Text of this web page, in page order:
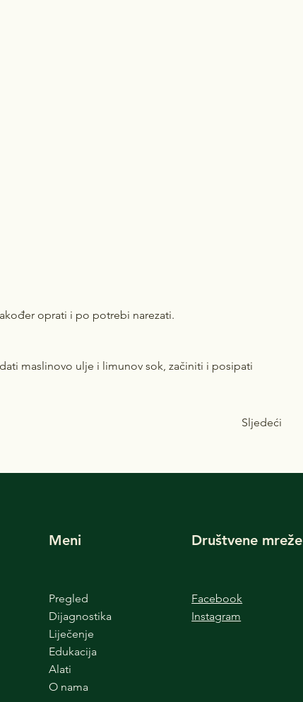
oprati i po potrebi narezati.
maslinovo ulje i limunov sok, začiniti i posipati
Sljedeći
Meni
Pregled
Dijagnostika
Liječenje
Edukacija
Alati
O nama
Društvene mreže
Facebook
Instagram